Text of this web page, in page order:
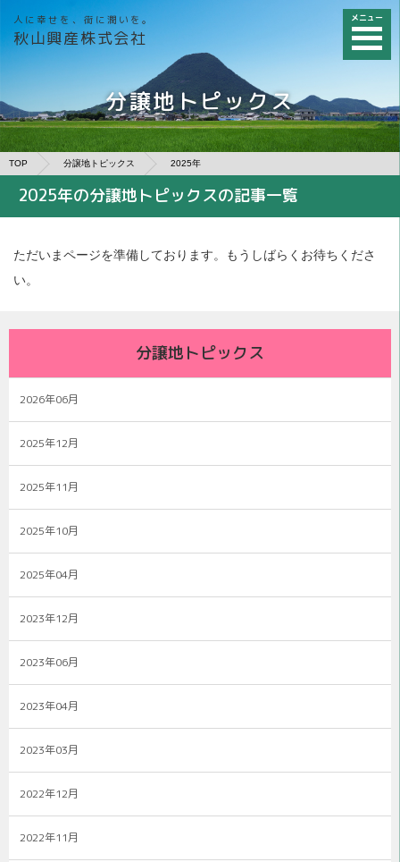
人に幸せを、街に潤いを。
秋山興産株式会社
メニュー
分譲地トピックス
TOP 分譲地トピックス 2025年
2025年の分譲地トピックスの記事一覧
ただいまページを準備しております。もうしばらくお待ちくださ
い。
分譲地トピックス
2026年06月
2025年12月
2025年11月
2025年10月
2025年04月
2023年12月
2023年06月
2023年04月
2023年03月
2022年12月
2022年11月